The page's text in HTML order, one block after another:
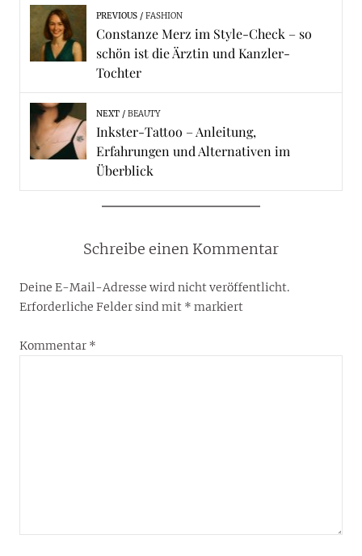
PREVIOUS FASHION
Constanze Merz im Style-Check – so
schön ist die Ärztin und Kanzler-
Tochter
NEXT BEAUTY
Inkster-Tattoo – Anleitung,
Erfahrungen und Alternativen im
Überblick
Schreibe einen Kommentar
Deine E-Mail-Adresse wird nicht veröffentlicht.
Erforderliche Felder sind mit * markiert
Kommentar *